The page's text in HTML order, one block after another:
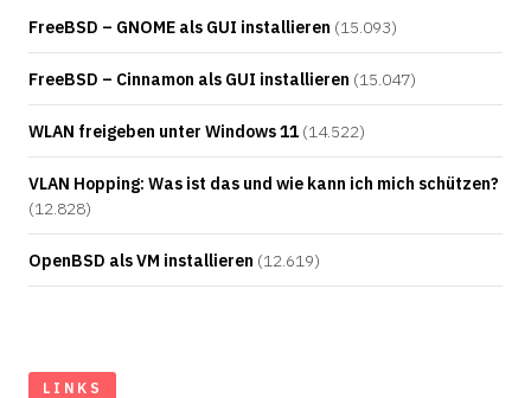
FreeBSD – GNOME als GUI installieren (15.093)
FreeBSD – Cinnamon als GUI installieren (15.047)
WLAN freigeben unter Windows 11 (14.522)
VLAN Hopping: Was ist das und wie kann ich mich schützen?
(12.828)
OpenBSD als VM installieren (12.619)
LINKS